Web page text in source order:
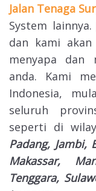
Jalan Tenaga
System
dan kami
menyapa dan
anda. Kami
Indonesia,
seluruh
seperti di
Padang, Jambi,
Makassar,
Tenggara,